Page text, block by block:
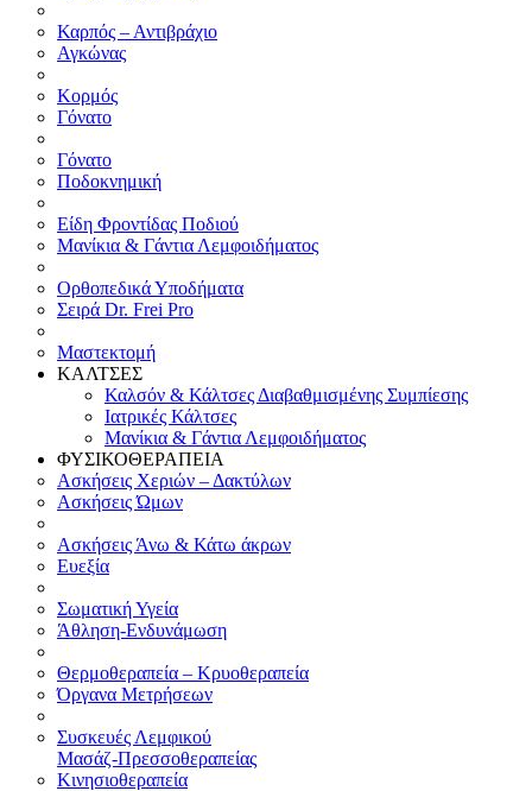
Καρπός – Αντιβράχιο
Αγκώνας
Κορμός
Γόνατο
Γόνατο
Ποδοκνημική
Είδη Φροντίδας Ποδιού
Μανίκια & Γάντια Λεμφοιδήματος
Ορθοπεδικά Υποδήματα
Σειρά Dr. Frei Pro
Μαστεκτομή
ΚΑΛΤΣΕΣ
Καλσόν & Κάλτσες Διαβαθμισμένης Συμπίεσης
Ιατρικές Κάλτσες
Μανίκια & Γάντια Λεμφοιδήματος
ΦΥΣΙΚΟΘΕΡΑΠΕΙΑ
Ασκήσεις Χεριών – Δακτύλων
Ασκήσεις Ώμων
Ασκήσεις Άνω & Κάτω άκρων
Ευεξία
Σωματική Υγεία
Άθληση-Ενδυνάμωση
Θερμοθεραπεία – Κρυοθεραπεία
Όργανα Μετρήσεων
Συσκευές Λεμφικού
Μασάζ-Πρεσσοθεραπείας
Κινησιοθεραπεία